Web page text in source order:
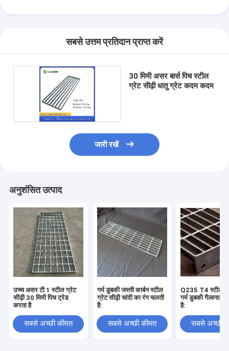
सबसे उत्तम प्रतिदान प्राप्त करें
30 मिमी असर बार्स पिच स्टील
ग्रेट सीढ़ी धातु ग्रेट कदम कदम
जारी रखें
अनुशंसित उत्पाद
उच्च असर टी 1 स्टील ग्रेट
सीढ़ी 30 मिमी पिच ट्रेड
करता है
सबसे अच्छी कीमत
गर्म डुबकी जस्ती कार्बन स्टील
ग्रेट सीढ़ी चांदी का रंग चलती
है:
सबसे अच्छी कीमत
Q235 T4 स्टील
गर्म डुबकी
है:
सबसे अच्छी